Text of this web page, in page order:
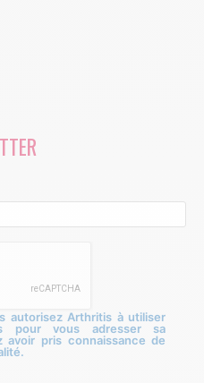
autorisez Arthritis à utiliser
pour vous adresser sa
pris connaissance de